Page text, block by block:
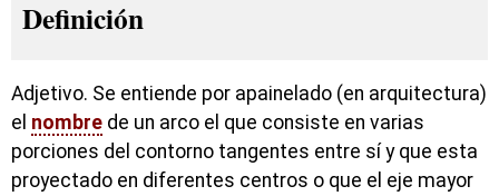
Definición
Adjetivo. Se entiende por apainelado (en arquitectura)
el nombre de un arco el que consiste en varias
porciones del contorno tangentes entre sí y que esta
proyectado en diferentes centros o que el eje mayor